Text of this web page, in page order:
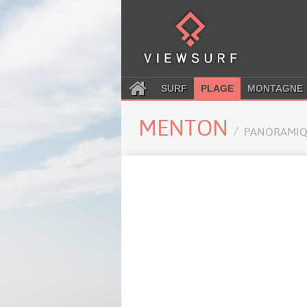
SURF PLAGE MONTAGNE
MENTON